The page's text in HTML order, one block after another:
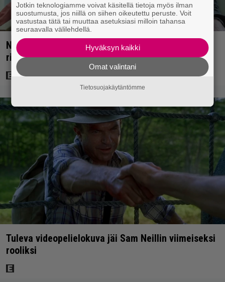
Nyt Netflixissä: Yksi viime vuosien parhaista
rikossarjoista – IMDB-arvio 8,8
Tuleva videopelielokuva jäi Sam Neillin viimeiseksi
rooliksi
Jotkin teknologiamme voivat käsitellä tietoja myös ilman
suostumusta, jos niillä on siihen oikeutettu peruste. Voit
vastustaa tätä tai muuttaa asetuksiasi milloin tahansa
seuraavalla välilehdellä.
Hyväksyn kaikki
Omat valintani
Tietosuojakäytäntömme